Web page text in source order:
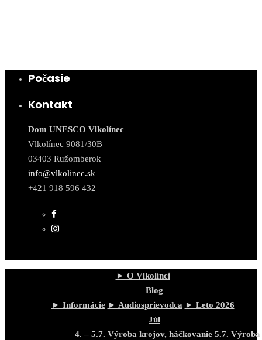
Počasie
Kontakt
Dom UNESCO Vlkolínec
Vlkolínec 9081/30B
03403 Ružomberok
info@vlkolinec.sk
+421 918 596 432
► O Vlkolínci
Blog
► Informácie ► Audiosprievodca ► Leto 2026
Júl
4. – 5.7. Výroba krojov, háčkovanie 5.7. Výroba